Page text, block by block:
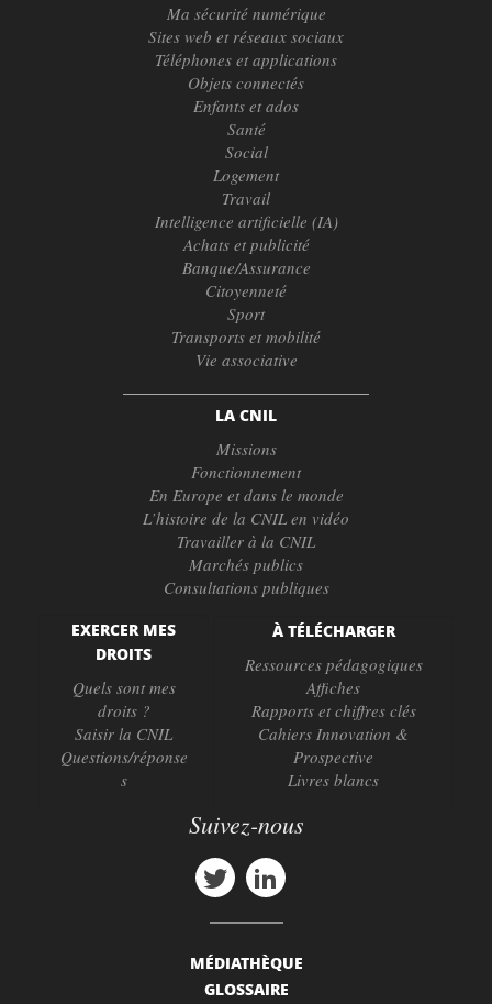
Ma sécurité numérique
Sites web et réseaux sociaux
Téléphones et applications
Objets connectés
Enfants et ados
Santé
Social
Logement
Travail
Intelligence artificielle (IA)
Achats et publicité
Banque/Assurance
Citoyenneté
Sport
Transports et mobilité
Vie associative
LA CNIL
Missions
Fonctionnement
En Europe et dans le monde
L’histoire de la CNIL en vidéo
Travailler à la CNIL
Marchés publics
Consultations publiques
EXERCER MES
DROITS
Quels sont mes
droits ?
Saisir la CNIL
Questions/réponse
s
À TÉLÉCHARGER
Ressources pédagogiques
Affiches
Rapports et chiffres clés
Cahiers Innovation &
Prospective
Livres blancs
Suivez-nous
MÉDIATHÈQUE
GLOSSAIRE